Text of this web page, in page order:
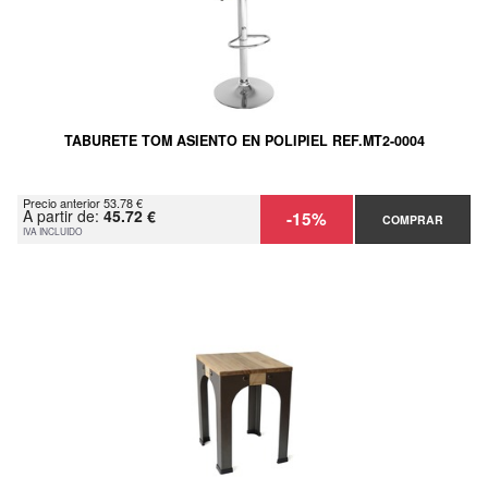
TABURETE TOM ASIENTO EN POLIPIEL REF.MT2-0004
Precio anterior 53.78 €
A partir de: 45.72 €
IVA INCLUIDO -15% COMPRAR